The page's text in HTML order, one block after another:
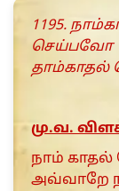
1195.
செய்பவோ
மு.வ.
நாம் காதல்
அவ்வாறே